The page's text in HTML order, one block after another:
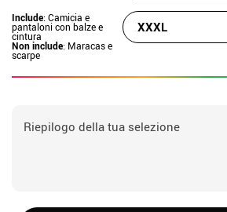
Include: Camicia e
pantaloni con balze e
cintura
Non include: Maracas e
scarpe
XXXL
Riepilogo della tua selezione